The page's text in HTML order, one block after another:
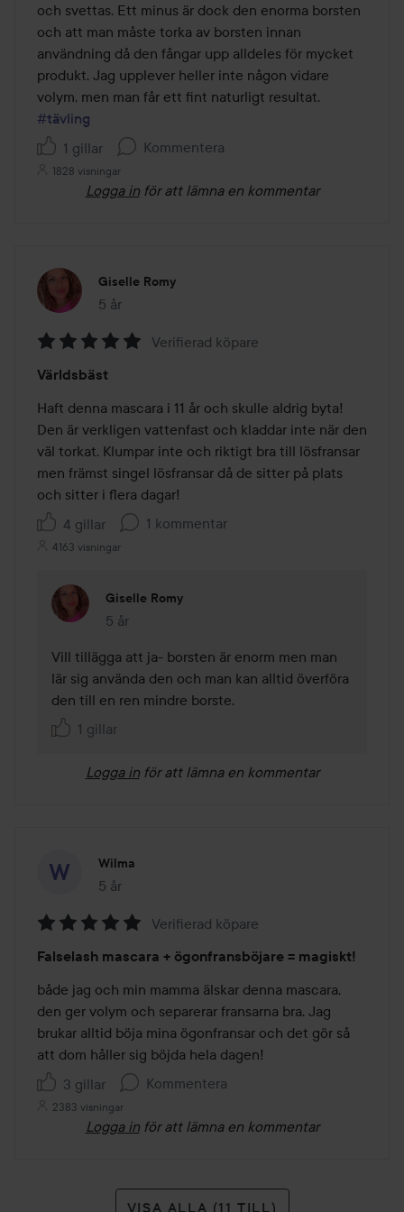
och svettas. Ett minus är dock den enorma borsten
och att man måste torka av borsten innan
användning då den fångar upp alldeles för mycket
produkt. Jag upplever heller inte någon vidare
#tävling
1 gillar
Kommentera
1828 visningar
Logga in för att lämna en kommentar
Giselle Romy
5 år
Inlägget skapades 5 år
5
av
5
Verifierad köpare
Världsbäst
Haft denna mascara i 11 år och skulle aldrig byta!
Den är verkligen vattenfast och kladdar inte när den
väl torkat. Klumpar inte och riktigt bra till lösfransar
men främst singel lösfransar då de sitter på plats
och sitter i flera dagar!
4 gillar
1 kommentar
4163 visningar
Giselle Romy
5 år
Kommentaren lades 5 år
Vill tillägga att ja- borsten är enorm men man
lär sig använda den och man kan alltid överföra
den till en ren mindre borste.
1 gillar
Logga in för att lämna en kommentar
Wilma
5 år
Inlägget skapades 5 år
5
av
5
Verifierad köpare
Falselash mascara + ögonfransböjare = magiskt!
både jag och min mamma älskar denna mascara,
den ger volym och separerar fransarna bra. Jag
brukar alltid böja mina ögonfransar och det gör så
att dom håller sig böjda hela dagen!
3 gillar
Kommentera
2383 visningar
Logga in för att lämna en kommentar
VISA ALLA (11 TILL)